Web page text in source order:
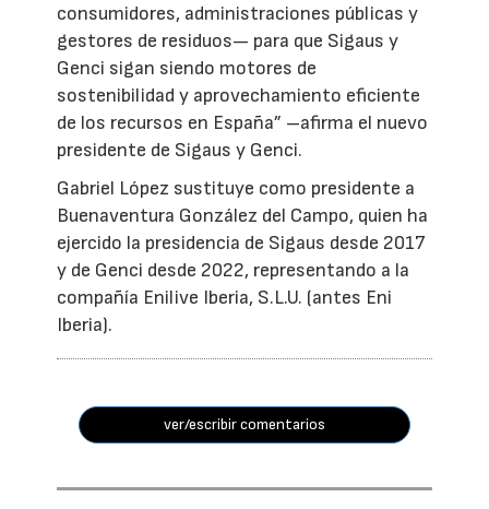
consumidores, administraciones públicas y
gestores de residuos— para que Sigaus y
Genci sigan siendo motores de
sostenibilidad y aprovechamiento eficiente
de los recursos en España” –afirma el nuevo
presidente de Sigaus y Genci.
Gabriel López sustituye como presidente a
Buenaventura González del Campo, quien ha
ejercido la presidencia de Sigaus desde 2017
y de Genci desde 2022, representando a la
compañía Enilive Iberia, S.L.U. (antes Eni
Iberia).
ver/escribir comentarios